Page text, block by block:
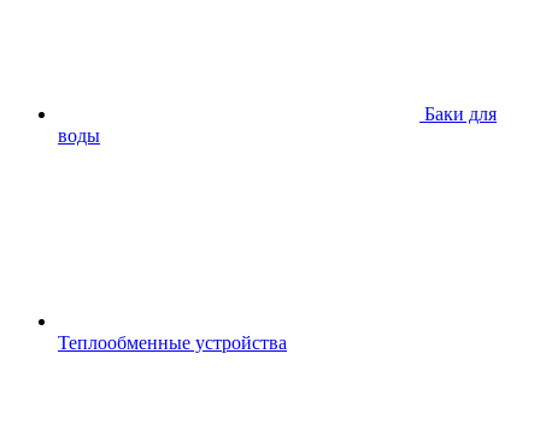
Баки для
воды
Теплообменные устройства